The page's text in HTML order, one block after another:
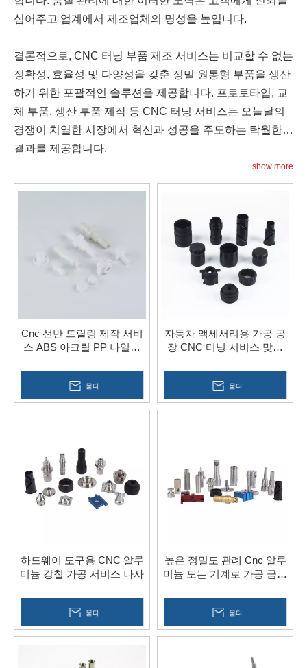
심어주고 업계에서 제조업체의 명성을 높입니다.
결론적으로, CNC 터닝 부품 제조 서비스는 비교할 수 없는
정확성, 효율성 및 다양성을 갖춘 정밀 원통형 부품을 생산
하기 위한 포괄적인 솔루션을 제공합니다. 프로토타입, 교
체 부품, 생산 부품 제작 등 CNC 터닝 서비스는 오늘날의
경쟁이 치열한 시장에서 혁신과 성공을 주도하는 탁월한
결과를 제공합니다.
show more
Cnc 선반 드릴링 제작 서비
스 ABS 아크릴 PP 나일론
묻다
자동차 액세서리용 가공 공
장 CNC 터닝 서비스 맞춤
묻다
하드웨어 도구용 CNC 알루
미늄 강철 가공 서비스 나사
묻다
높은 정밀도 관례 Cnc 알루
미늄 도는 기계로 가공 금속
묻다